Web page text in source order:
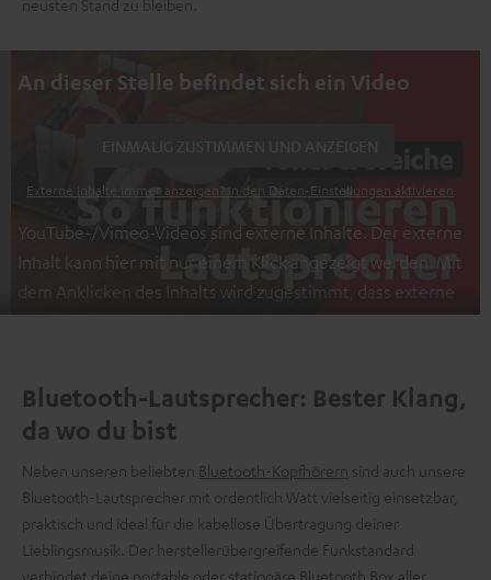
neusten Stand zu bleiben.
An dieser Stelle befindet sich ein Video
Externe Inhalte immer anzeigen? In den Daten‑Einstellungen aktivieren
YouTube-/Vimeo-Videos sind externe Inhalte. Der externe
Inhalt kann hier mit nur einem Klick angezeigt werden. Mit
dem Anklicken des Inhalts wird zugestimmt, dass externe
Inhalte angezeigt werden. Dabei können
Datenschutzerklärung unter I zu finden.
Bluetooth-Lautsprecher: Bester Klang,
da wo du bist
Neben unseren beliebten Bluetooth-Kopfhörern sind auch unsere
Bluetooth-Lautsprecher mit ordentlich Watt vielseitig einsetzbar,
praktisch und ideal für die kabellose Übertragung deiner
Lieblingsmusik. Der herstellerübergreifende Funkstandard
verbindet deine portable oder stationäre Bluetooth Box aller